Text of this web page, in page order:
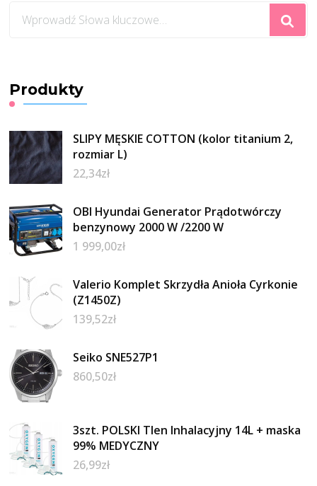
czegoś?
Produkty
SLIPY MĘSKIE COTTON (kolor titanium 2,
rozmiar L)
22,34zł
OBI Hyundai Generator Prądotwórczy
benzynowy 2000 W /2200 W
1 999,00zł
Valerio Komplet Skrzydła Anioła Cyrkonie
(Z1450Z)
139,52zł
Seiko SNE527P1
860,50zł
3szt. POLSKI Tlen Inhalacyjny 14L + maska
99% MEDYCZNY
26,99zł